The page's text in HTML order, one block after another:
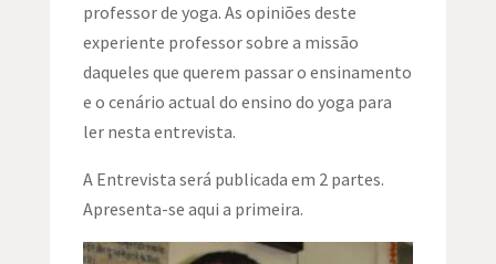
professor de yoga. As opiniões deste
experiente professor sobre a missão
daqueles que querem passar o ensinamento
e o cenário actual do ensino do yoga para
ler nesta entrevista.
A Entrevista será publicada em 2 partes.
Apresenta-se aqui a primeira.